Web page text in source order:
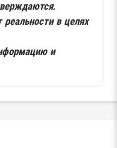
реальности в целях
и